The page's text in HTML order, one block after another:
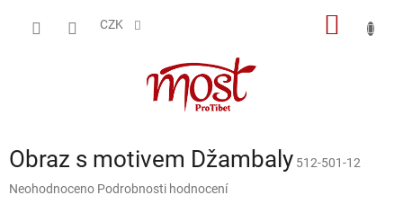
CZK
Obraz s motivem Džambaly 512-501-12
Průměrné
Neohodnoceno Podrobnosti hodnocení